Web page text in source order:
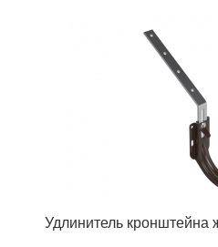
Удлинитель кронштейна